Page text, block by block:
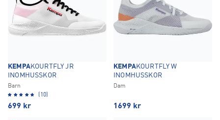
KEMPAKOURTFLY JR
INOMHUSSKOR
Barn
(10)
699 kr
KEMPAKOURTFLY W
INOMHUSSKOR
Dam
1699 kr